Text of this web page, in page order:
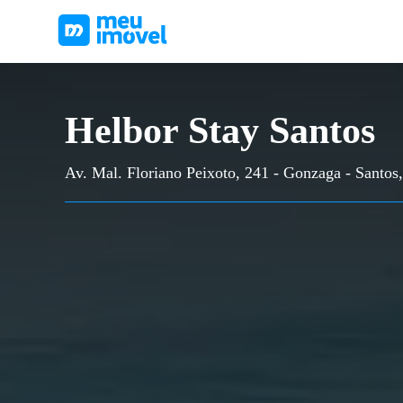
Helbor Stay Santos
Av. Mal. Floriano Peixoto, 241 - Gonzaga -